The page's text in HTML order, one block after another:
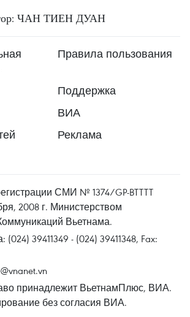
ЧАН ТИЕН ДУАН
Правила пользования
Поддержка
ВИА
Реклама
СМИ № 1374/GP-BTTTT
2008 г. Министерством
Вьетнама.
39411349 - (024) 39411348, Fax:
принадлежит ВьетнамПлюс, ВИА.
без согласия ВИА.